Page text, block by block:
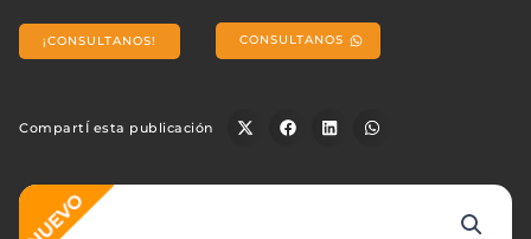
¡CONSULTANOS! CONSULTANOS
CompartÍ esta publicación